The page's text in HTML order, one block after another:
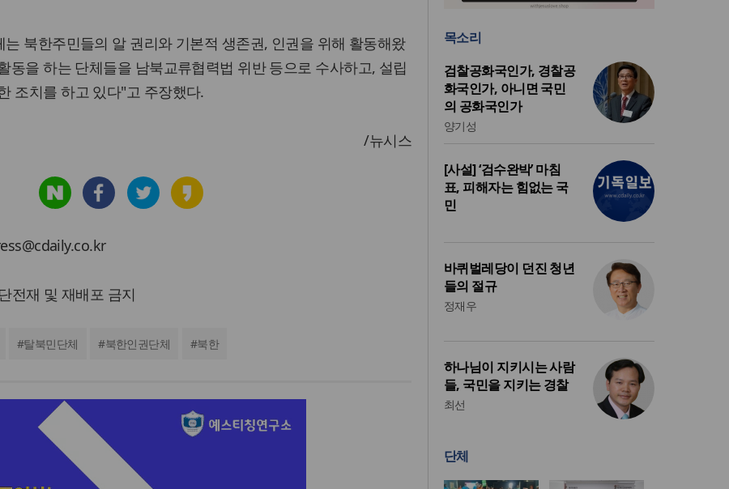
북한주민들의 알 권리와 기본적 생존권, 인권을 위해 활동해왔
동을 하는 단체들을 남북교류협력법 위반 등으로 수사하고, 설립
조치를 하고 있다"고 주장했다.
/뉴시스
전재 및 재배포 금지
#탈북민단체 #북한인권단체 #북한
목소리
검찰공화국인가, 경찰공
화국인가, 아니면 국민
의 공화국인가
양기성
[사설] ‘검수완박’ 마침
표, 피해자는 힘없는 국
민
바퀴벌레당이 던진 청년
들의 절규
정재우
하나님이 지키시는 사람
들, 국민을 지키는 경찰
최선
단체